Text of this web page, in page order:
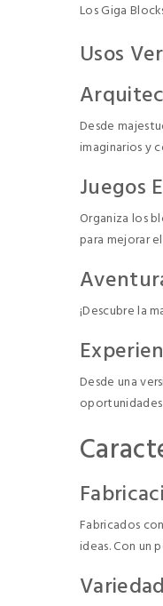
Los Giga
Usos
Desde
imaginarios y
Juegos
Organiza los
para mejorar
¡Descubre la
Desde una
Fabricados
ideas. Con un